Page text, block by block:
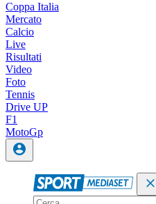
Coppa Italia
Mercato
Calcio
Live
Risultati
Video
Foto
Tennis
Drive UP
F1
MotoGp